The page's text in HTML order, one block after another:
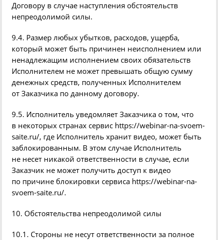
Договору в случае наступления обстоятельств
непреодолимой силы.
9.4. Размер любых убытков, расходов, ущерба,
который может быть причинен неисполнением или
ненадлежащим исполнением своих обязательств
Исполнителем не может превышать общую сумму
денежных средств, полученных Исполнителем
от Заказчика по данному договору.
9.5. Исполнитель уведомляет Заказчика о том, что
в некоторых странах сервис https://webinar-na-svoem-
saite.ru/, где Исполнитель хранит видео, может быть
заблокированным. В этом случае Исполнитель
не несет никакой ответственности в случае, если
Заказчик не может получить доступ к видео
по причине блокировки сервиса https://webinar-na-
svoem-saite.ru/.
10. Обстоятельства непреодолимой силы
10.1. Стороны не несут ответственности за полное